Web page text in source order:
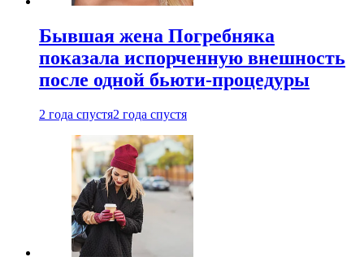
Бывшая жена Погребняка
показала испорченную внешность
после одной бьюти-процедуры
2 года спустя2 года спустя